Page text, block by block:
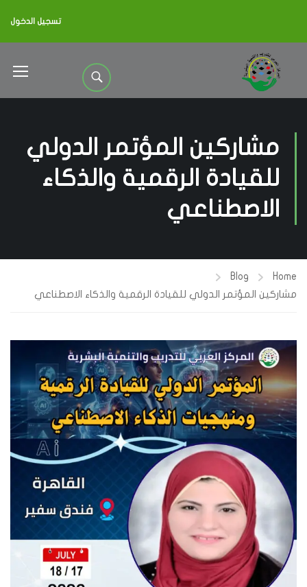
تسجيل الدخول
مشاركين المؤتمر الدولي
للقيادة الرقمية والذكاء
الاصطناعي
Home
Blog
مشاركين المؤتمر الدولي للقيادة الرقمية والذكاء الاصطناعي